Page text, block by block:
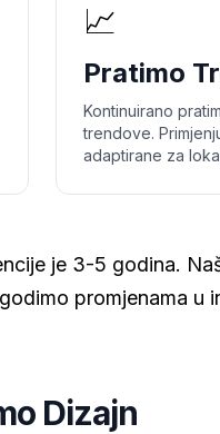
📈
Pratimo
Kontinuirano
trendove.
adaptirane za
je 3-5 godina.
promjenama u
Dizajn